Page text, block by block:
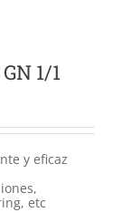
1/1
y eficaz
etc